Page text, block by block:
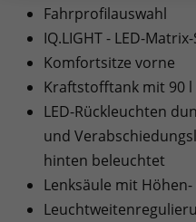
Fahrprofilauswahl
IQ.LIGHT - LED-
Komfortsitze vorne
Kraftstofftank mit 90 l
LED-Rückleuchten
und
hinten beleuchtet
Lenksäule mit